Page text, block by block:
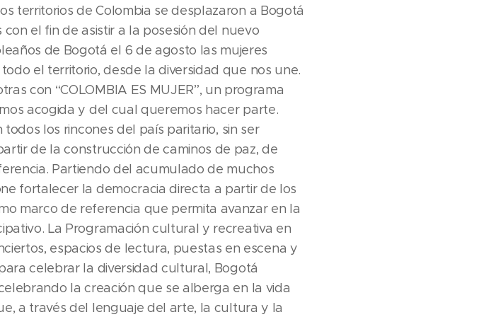
territorios de Colombia se desplazaron a Bogotá
el fin de asistir a la posesión del nuevo
de Bogotá el 6 de agosto las mujeres
el territorio, desde la diversidad que nos une.
con “COLOMBIA ES MUJER”, un programa
acogida y del cual queremos hacer parte.
los rincones del país paritario, sin ser
de la construcción de caminos de paz, de
Partiendo del acumulado de muchos
fortalecer la democracia directa a partir de los
marco de referencia que permita avanzar en la
La Programación cultural y recreativa en
espacios de lectura, puestas en escena y
celebrar la diversidad cultural, Bogotá
la creación que se alberga en la vida
a través del lenguaje del arte, la cultura y la